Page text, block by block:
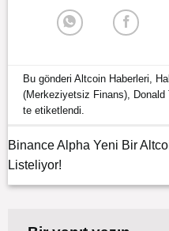
Bu gönderiAltcoin Haberleri
(Merkeziyetsiz Finans) Donald
te etiketlendi.
Binance Alpha Yeni Bir
Listeliyor!